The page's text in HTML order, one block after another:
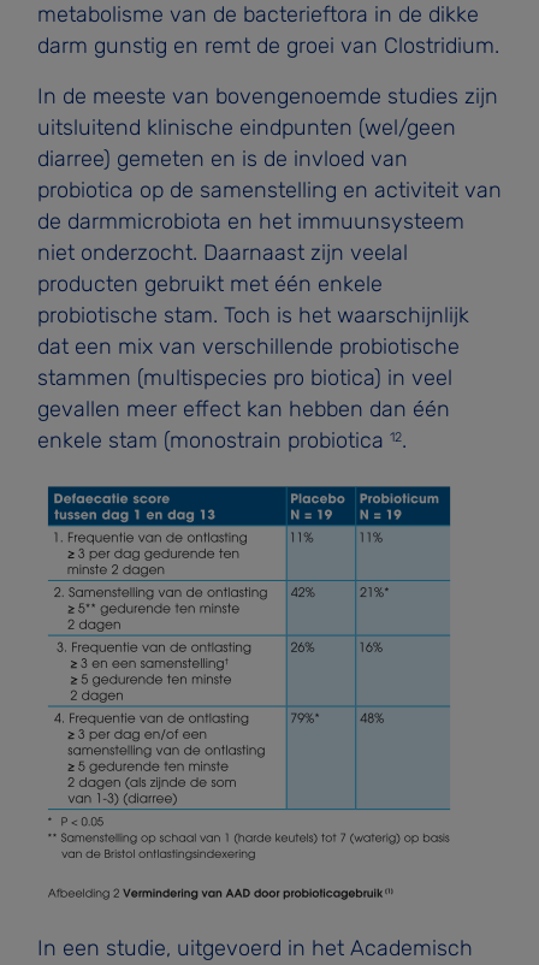
metabolisme van de bacterieftora in de dikke
darm gunstig en remt de groei van Clostridium.
In de meeste van bovengenoemde studies zijn
uitsluitend klinische eindpunten (wel/geen
diarree) gemeten en is de invloed van
probiotica op de samenstelling en activiteit van
de darmmicrobiota en het immuunsysteem
niet onderzocht. Daarnaast zijn veelal
producten gebruikt met één enkele
probiotische stam. Toch is het waarschijnlijk
dat een mix van verschillende probiotische
stammen (multispecies pro­ biotica) in veel
gevallen meer effect kan hebben dan één
enkele stam (monostrain probiotica 12.
In een studie, uitgevoerd in het Academisch